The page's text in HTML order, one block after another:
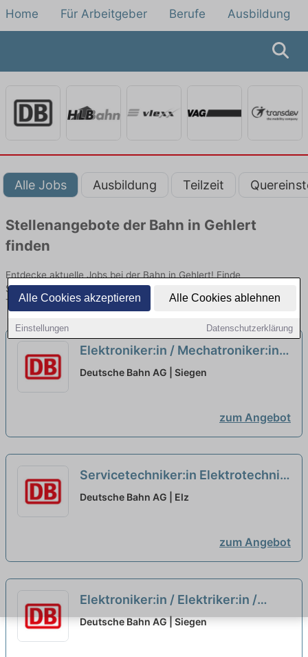
Alle Cookies akzeptieren Alle Cookies ablehnen
Einstellungen Datenschutzerklärung
Home Für Arbeitgeber Berufe Ausbildung
Alle Jobs Ausbildung Teilzeit
Stellenangebote der Bahn in Gehlert
finden
Entdecke aktuelle Jobs bei der Bahn in Gehlert! Finde
Stellenangebote im Schienenpersonenverkehr für Quereinsteiger,
Teilzeit oder Ausbildung.
Elektroniker:in / Mechatroniker:in
für Signale und Weichen
Deutsche Bahn AG | Siegen
zum Angebot
Servicetechniker:in Elektrotechnik
neu
Deutsche Bahn AG | Elz
zum Angebot
Elektroniker:in / Elektriker:in /
Mechatroniker:in für eine
Deutsche Bahn AG | Siegen